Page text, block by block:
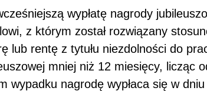
wypłatę nagrody
z którym został rozwiązany
lub rentę z tytułu niezdolności do
mniej niż 12 miesięcy, licząc
wypadku nagrodę wypłaca się w